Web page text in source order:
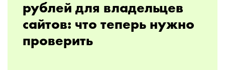
рублей для владельцев
сайтов: что теперь нужно
проверить